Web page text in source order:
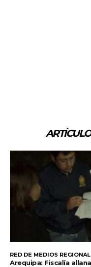
RED DE MEDIOS
Arequipa: Fiscalía